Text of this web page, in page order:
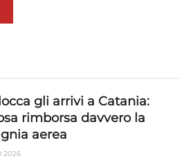
gli arrivi a Catania:
rimborsa davvero la
aerea
2026